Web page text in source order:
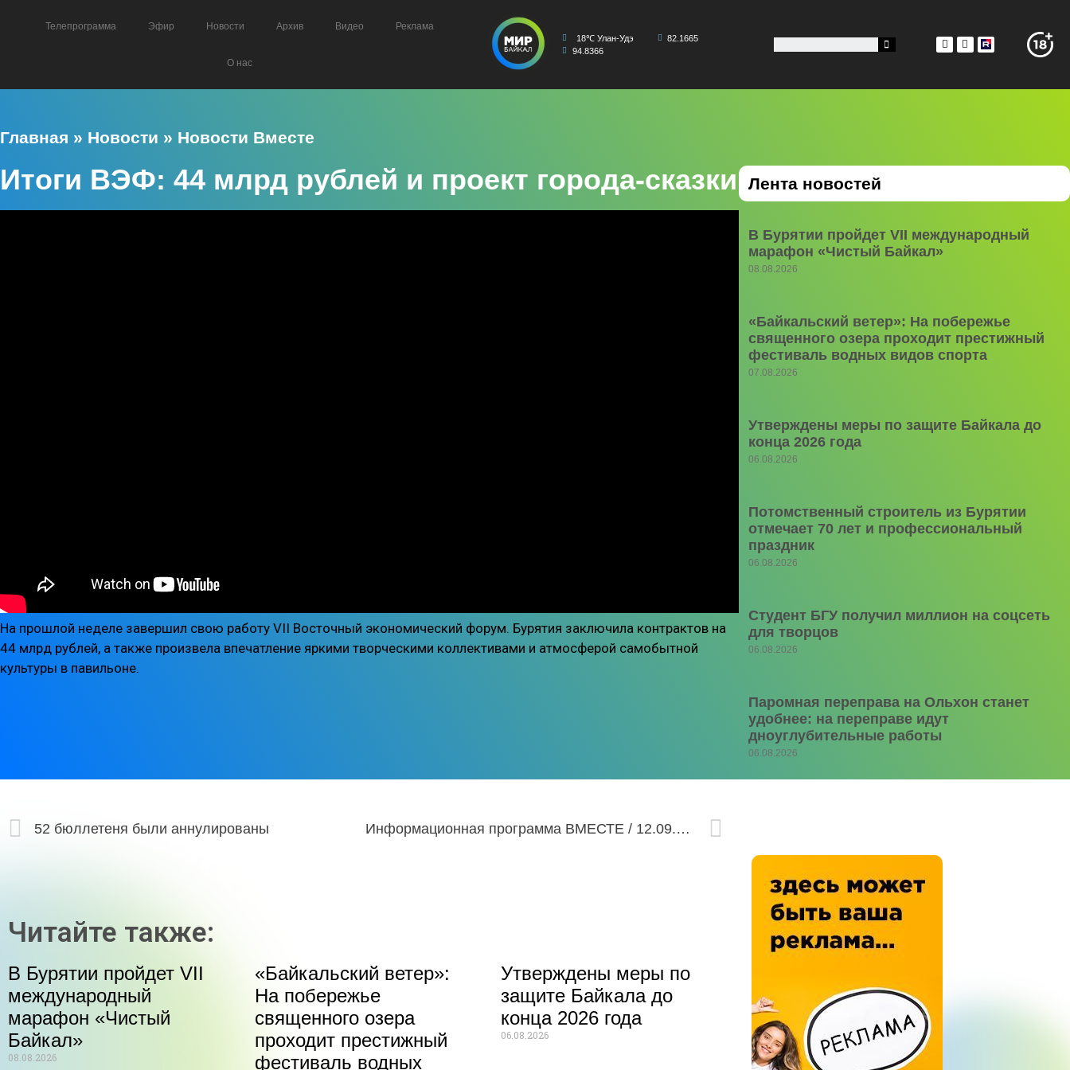
Телепрограмма Эфир Новости Архив Видео Реклама
О нас
18℃ Улан-Удэ
82.1665
94.8366
Главная » Новости » Новости Вместе
Итоги ВЭФ: 44 млрд рублей и проект города-сказки
На прошлой неделе завершил свою работу VII Восточный экономический форум. Бурятия заключила контрактов на
44 млрд рублей, а также произвела впечатление яркими творческими коллективами и атмосферой самобытной
культуры в павильоне.
Лента новостей
В Бурятии пройдет VII международный
марафон «Чистый Байкал»
08.08.2026
«Байкальский ветер»: На побережье
священного озера проходит престижный
фестиваль водных видов спорта
07.08.2026
Утверждены меры по защите Байкала до
конца 2026 года
06.08.2026
Потомственный строитель из Бурятии
отмечает 70 лет и профессиональный
праздник
06.08.2026
Студент БГУ получил миллион на соцсеть
для творцов
06.08.2026
Паромная переправа на Ольхон станет
удобнее: на переправе идут
дноуглубительные работы
06.08.2026
52 бюллетеня были аннулированы Информационная программа ВМЕСТЕ / 12.09.2022
Читайте также:
В Бурятии пройдет VII
международный
марафон «Чистый
Байкал»
08.08.2026
«Байкальский ветер»:
На побережье
священного озера
проходит престижный
фестиваль водных
Утверждены меры по
защите Байкала до
конца 2026 года
06.08.2026